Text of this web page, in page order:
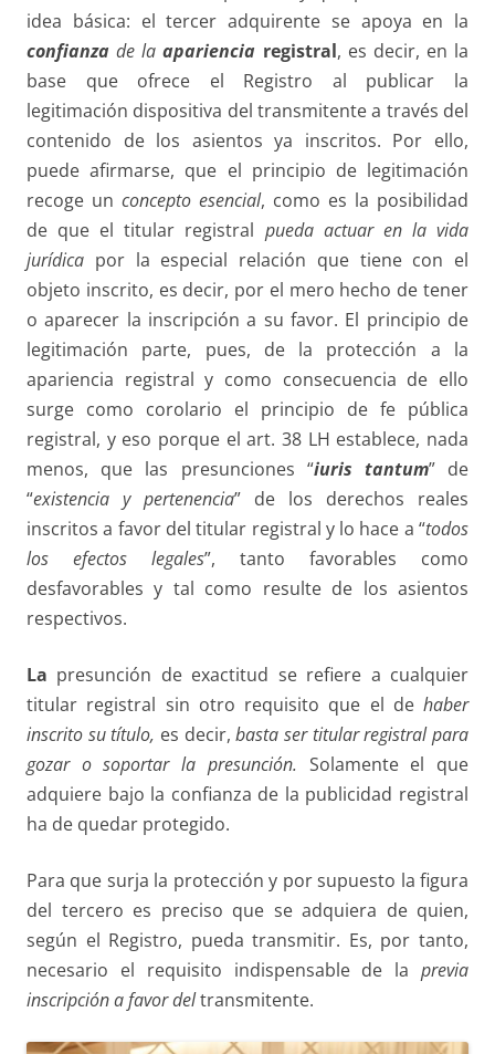
idea básica: el tercer adquirente se apoya en la
confianza de laapariencia registral, es decir, en la
base que ofrece el Registro al publicar la
legitimación dispositiva del transmitente a través del
contenido de los asientos ya inscritos. Por ello,
puede afirmarse, que el principio de legitimación
recoge un concepto esencial, como es la posibilidad
de que el titular registral pueda actuar en la vida
jurídica por la especial relación que tiene con el
objeto inscrito, es decir, por el mero hecho de tener
o aparecer la inscripción a su favor. El principio de
legitimación parte, pues, de la protección a la
apariencia registral y como consecuencia de ello
surge como corolario el principio de fe pública
registral, y eso porque el art. 38 LH establece, nada
menos, que las presunciones “iuris tantum” de
“existencia y pertenencia” de los derechos reales
inscritos a favor del titular registral y lo hace a “todos
los efectos legales”, tanto favorables como
desfavorables y tal como resulte de los asientos
respectivos.
La presunción de exactitud se refiere a cualquier
titular registral sin otro requisito que el de haber
inscrito su título, es decir,basta ser titular registral para
gozar o soportar la presunción. Solamente el que
adquiere bajo la confianza de la publicidad registral
ha de quedar protegido.
Para que surja la protección y por supuesto la figura
del tercero es preciso que se adquiera de quien,
según el Registro, pueda transmitir. Es, por tanto,
necesario el requisito indispensable de la previa
inscripcióna favor deltransmitente.